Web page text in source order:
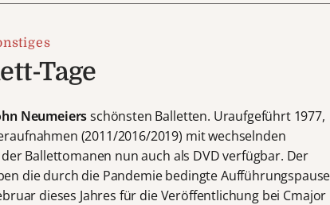
Tage
Neumeiersschönsten Balletten. Uraufgeführt 1977,
(2011/2016/2019) mit wechselnden
Ballettomanen nun auch als DVD verfügbar. Der
die durch die Pandemie bedingte Aufführungspause
dieses Jahres für die Veröffentlichung bei Cmajor